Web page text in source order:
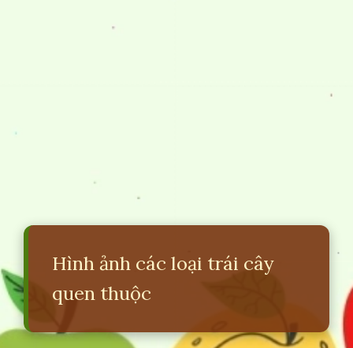
Hình ảnh các loại trái cây
quen thuộc